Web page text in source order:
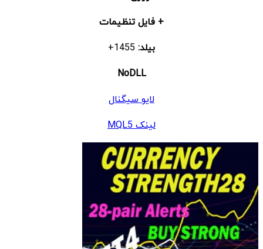
+ فایل تنظیمات
بیلد:
NoDLL
لایو سیگنال
لینک MQL5